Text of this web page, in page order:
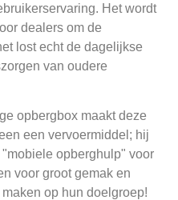
Het wordt
dealers om de
lost echt de dagelijkse
van oudere
opbergbox maakt deze
een vervoermiddel; hij
opberghulp" voor
voor groot gemak en
op hun doelgroep!